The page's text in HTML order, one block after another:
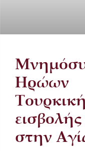
Ηρώων
εισβολής
στην